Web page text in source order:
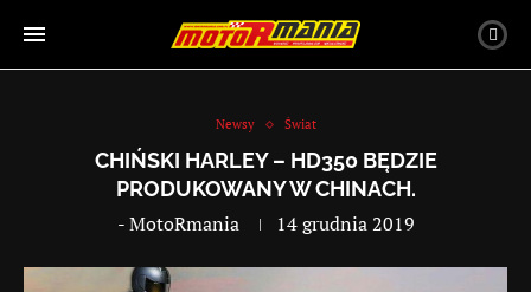
Newsy Świat
CHIŃSKI HARLEY – HD350 BĘDZIE
PRODUKOWANY W CHINACH.
-MotoRmania 14 grudnia 2019